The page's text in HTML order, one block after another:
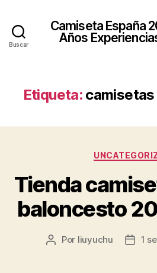
Buscar
Camiseta España
Años
Etiqueta:
Tienda
baloncesto
Autor
Por liuyuchu
Fecha
1